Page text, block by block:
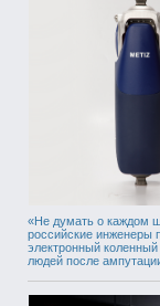
«Не думать о каждом
российские инженеры
электронный
людей после